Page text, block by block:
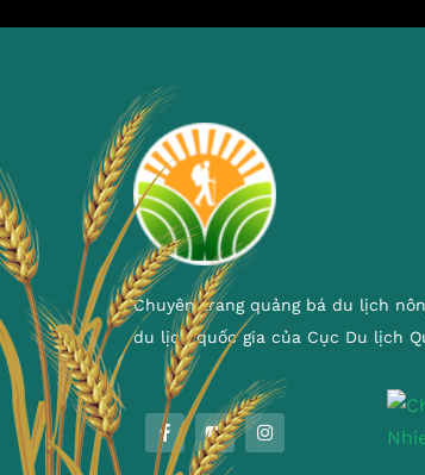
Chuyên trang quảng bá du lịch
du lịch quốc gia của Cục Du lịch